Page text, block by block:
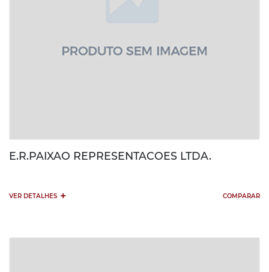
E.R.PAIXAO REPRESENTACOES LTDA.
VER DETALHES + COMPARAR